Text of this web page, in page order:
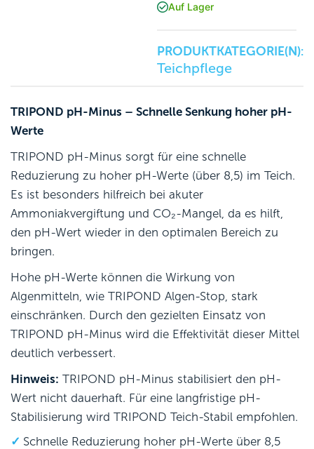
Auf Lager
PRODUKTKATEGORIE(N):
Teichpflege
TRIPOND pH-Minus – Schnelle Senkung hoher pH-
Werte
TRIPOND pH-Minus sorgt für eine schnelle
Reduzierung zu hoher pH-Werte (über 8,5) im Teich.
Es ist besonders hilfreich bei akuter
Ammoniakvergiftung und CO₂-Mangel, da es hilft,
den pH-Wert wieder in den optimalen Bereich zu
bringen.
Hohe pH-Werte können die Wirkung von
Algenmitteln, wie TRIPOND Algen-Stop, stark
einschränken. Durch den gezielten Einsatz von
TRIPOND pH-Minus wird die Effektivität dieser Mittel
deutlich verbessert.
Hinweis: TRIPOND pH-Minus stabilisiert den pH-
Wert nicht dauerhaft. Für eine langfristige pH-
Stabilisierung wird TRIPOND Teich-Stabil empfohlen.
Schnelle Reduzierung hoher pH-Werte über 8,5